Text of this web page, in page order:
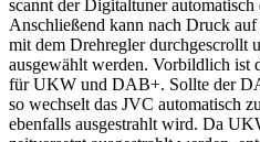
scannt der Digitaltuner
Anschließend kann nach Druck auf
mit dem Drehregler durchgescrollt
ausgewählt werden. Vorbildlich ist
für UKW und DAB+. Sollte der
so wechselt das JVC automatisch
ebenfalls ausgestrahlt wird. Da